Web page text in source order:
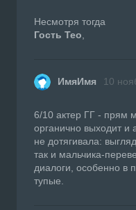
Несмотря тогда
Гость Teo
ИмяИмя 10
6/10 актер ГГ - прям
органично выходит и
не дотягивала:
так и мальчика-
диалоги, особенно в
тупые.